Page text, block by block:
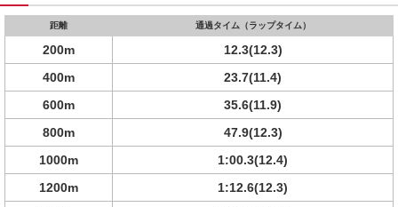
距離 通過タイム（ラップタイム）
200m
12.3(12.3)
400m
23.7(11.4)
600m
35.6(11.9)
800m
47.9(12.3)
1000m
1:00.3(12.4)
1200m
1:12.6(12.3)